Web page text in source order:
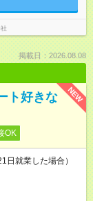
掲載日：2026.08.08
NEW
ト好きな
OK
就業した場合）